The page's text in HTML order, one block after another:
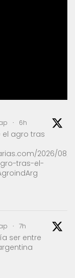
· 6h
el agro tras
2026/08/
tras-el-
· 7h
ser entre